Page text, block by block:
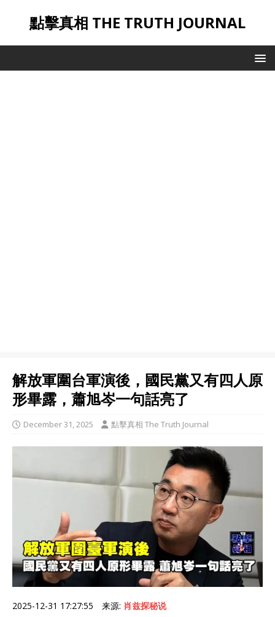
點擊真相 THE TRUTH JOURNAL
解放軍圍台軍演後，國民黨又有四人原
形畢露，蕭旭岑一句話亮了
December 31, 2025 點擊真相 The Truth Journal
2025-12-31 17:27:55 来源: 肖兹探秘说